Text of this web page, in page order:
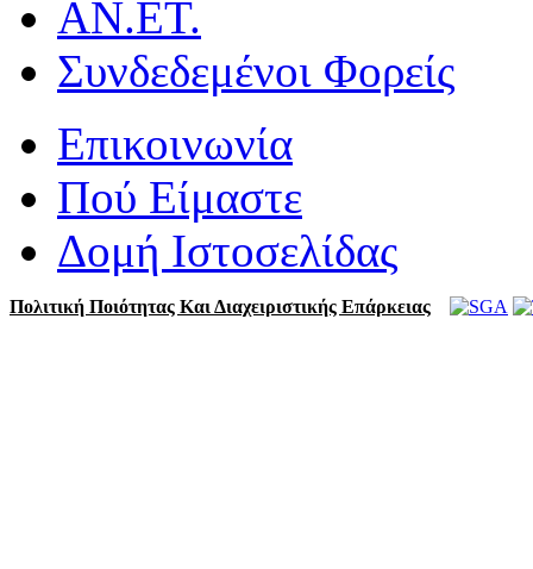
ΑΝ.ΕΤ.
Συνδεδεμένοι Φορείς
Επικοινωνία
Πού Είμαστε
Δομή Ιστοσελίδας
Πολιτική Ποιότητας Και Διαχειριστικής Επάρκειας